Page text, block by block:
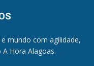
mundo com agilidade,
Hora Alagoas.